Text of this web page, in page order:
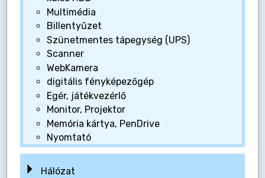
Multimédia
Billentyűzet
Szünetmentes tápegység (UPS)
Scanner
WebKamera
digitális fényképezőgép
Egér, játékvezérlő
Monitor, Projektor
Memória kártya, PenDrive
Nyomtató
Hálózat